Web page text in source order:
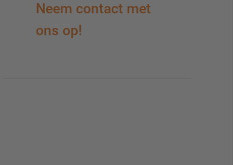
Neem contact met
ons op!